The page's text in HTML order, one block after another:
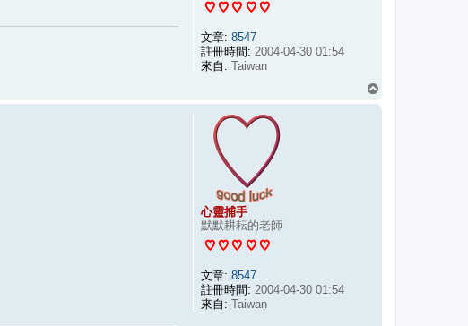
文章: 8547
註冊時間: 2004-04-30 01:54
來自: Taiwan
心靈捕手
默默耕耘的老師
文章: 8547
註冊時間: 2004-04-30 01:54
來自: Taiwan